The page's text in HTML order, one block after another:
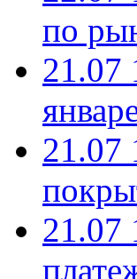
по
21.07
21.07
21.07